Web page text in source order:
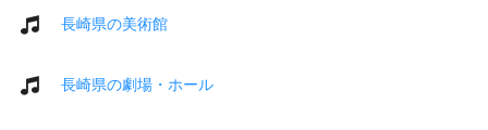
長崎県の美術館
長崎県の劇場・ホール